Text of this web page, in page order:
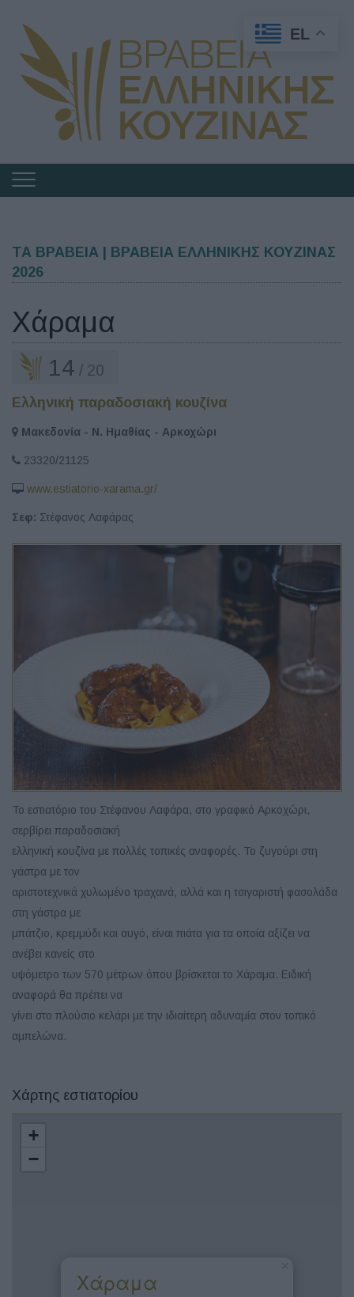
Πλοήγηση
Ελληνικής
Κουζίνας
ΤΑ ΒΡΑΒΕΙΑ | ΒΡΑΒΕΙΑ ΕΛΛΗΝΙΚΗΣ ΚΟΥΖΙΝΑΣ
2026
Χάραμα
14 / 20
Ελληνική παραδοσιακή κουζίνα
Μακεδονία - Ν. Ημαθίας - Αρκοχώρι
23320/21125
www.estiatorio-xarama.gr/
Σεφ: Στέφανος Λαφάρας
Το εστιατόριο του Στέφανου Λαφάρα, στο γραφικό Αρκοχώρι,
σερβίρει παραδοσιακή
ελληνική κουζίνα με πολλές τοπικές αναφορές. Το ζυγούρι στη
γάστρα με τον
αριστοτεχνικά χυλωμένο τραχανά, αλλά και η τσιγαριστή φασολάδα
στη γάστρα με
μπάτζιο, κρεμμύδι και αυγό, είναι πιάτα για τα οποία αξίζει να
ανέβει κανείς στο
υψόμετρο των 570 μέτρων όπου βρίσκεται το Χάραμα. Ειδική
αναφορά θα πρέπει να
γίνει στο πλούσιο κελάρι με την ιδιαίτερη αδυναμία στον τοπικό
αμπελώνα.
Χάρτης εστιατορίου
Χάραμα
+
−
EL